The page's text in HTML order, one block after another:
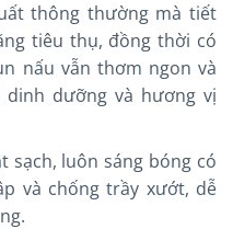
thông thường mà tiết
tiêu thụ, đồng thời có
nấu vẫn thơm ngon và
dưỡng và hương vị
sạch, luôn sáng bóng có
và chống trầy xướt, dễ